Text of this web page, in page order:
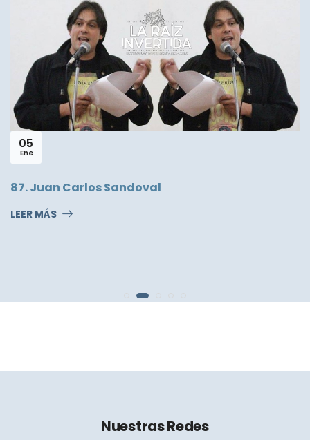
05
Ene
87. Juan Carlos Sandoval
LEER MÁS
Nuestras Redes